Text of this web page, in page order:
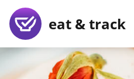
eat & track